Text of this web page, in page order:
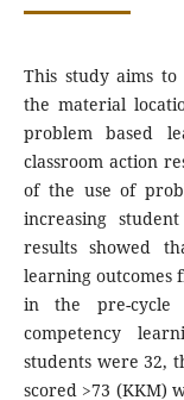
This study aims
the material
problem based
classroom action
of the use of
increasing
results showed
learning outcomes
in the pre-cycle
competency
students were 32,
scored >73 (KKM)